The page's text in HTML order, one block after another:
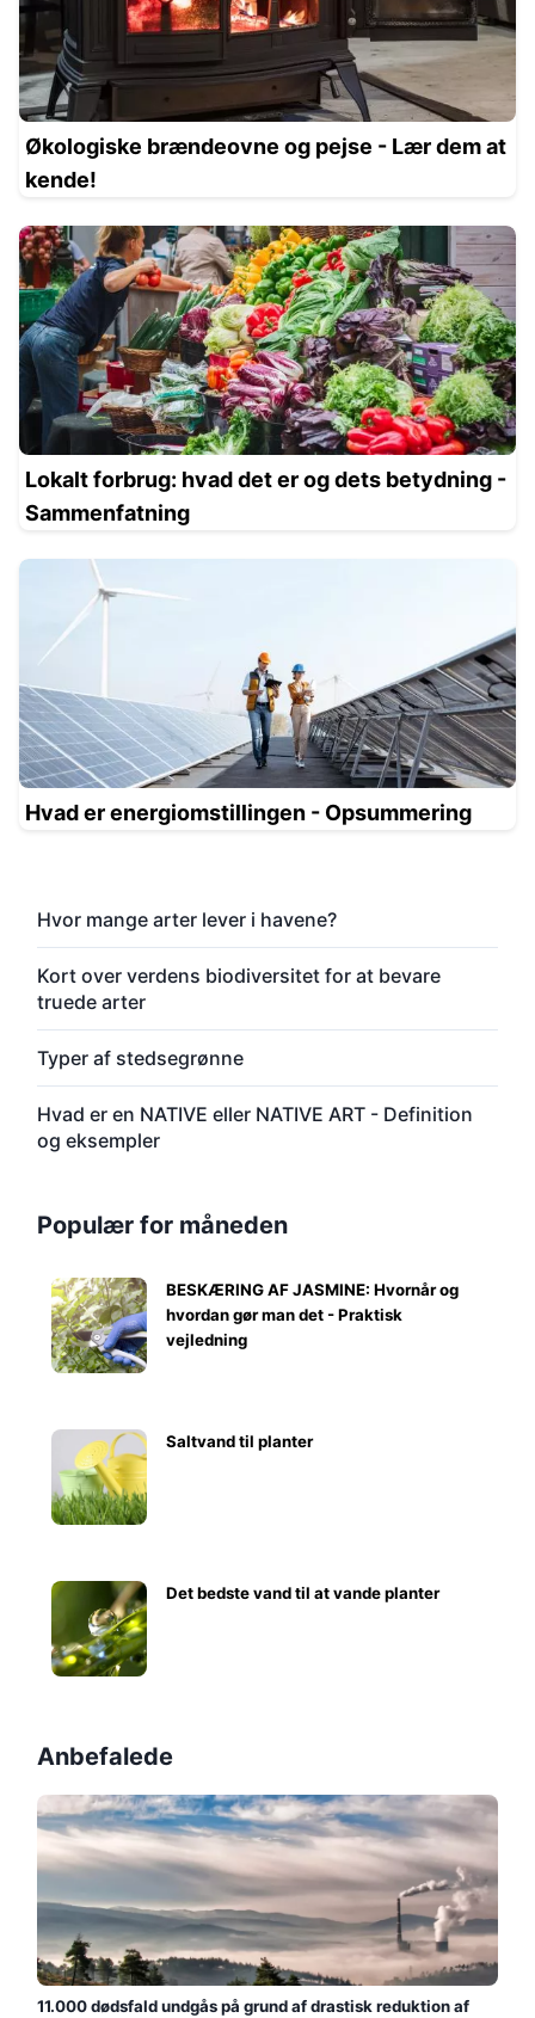
Økologiske brændeovne og pejse - Lær dem at
kende!
Lokalt forbrug: hvad det er og dets betydning -
Sammenfatning
Hvad er energiomstillingen - Opsummering
Hvor mange arter lever i havene?
Kort over verdens biodiversitet for at bevare
truede arter
Typer af stedsegrønne
Hvad er en NATIVE eller NATIVE ART - Definition
og eksempler
Populær for måneden
BESKÆRING AF JASMINE: Hvornår og
hvordan gør man det - Praktisk
vejledning
Saltvand til planter
Det bedste vand til at vande planter
Anbefalede
11.000 dødsfald undgås på grund af drastisk reduktion af